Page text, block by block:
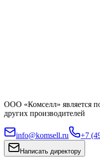
ООО «Комселл» является
других производителей
info@komsell.ru +7
Написать директору